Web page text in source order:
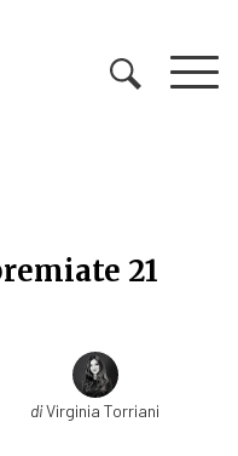
21
21
diVirginia Torriani